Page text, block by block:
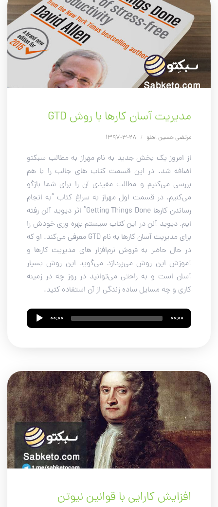
مدیریت آسان کار‌ها با روش GTD
مرتضی حسین اهلو /
از امروز یک بخش جدید به نام مهراز به مطالب سبکتو
اضافه شد. در این قسمت کتاب های جالب را با هم
بررسی می‌کنیم و مطالب مفیدی آن را برای شما بازگو
می‌کنیم. در قسمت اول مهراز به سراغ کتاب “به انجام
رساندن کارها Getting Things Done” اثر دیوید آلن رفته
ایم. دیوید آلن در این کتاب سیستم بهره وری خودش را
برای مدیریت آسان کار‌ها به نام GTD معرفی می‌کند. او که
در حال حاضر به فروش نرم‌افزار های مدیریت کارها و
آموزش این روش می‌پردازد می‌گوید این روش بسیار
آسان است و به راحتی می‌توانید در روز چه در زمینه
کاری و چه مسایل ساده زندگی از آن استفاده کتید.
Audio
Player
00:00 00:00
افزایش کارایی با قوانین نیوتن